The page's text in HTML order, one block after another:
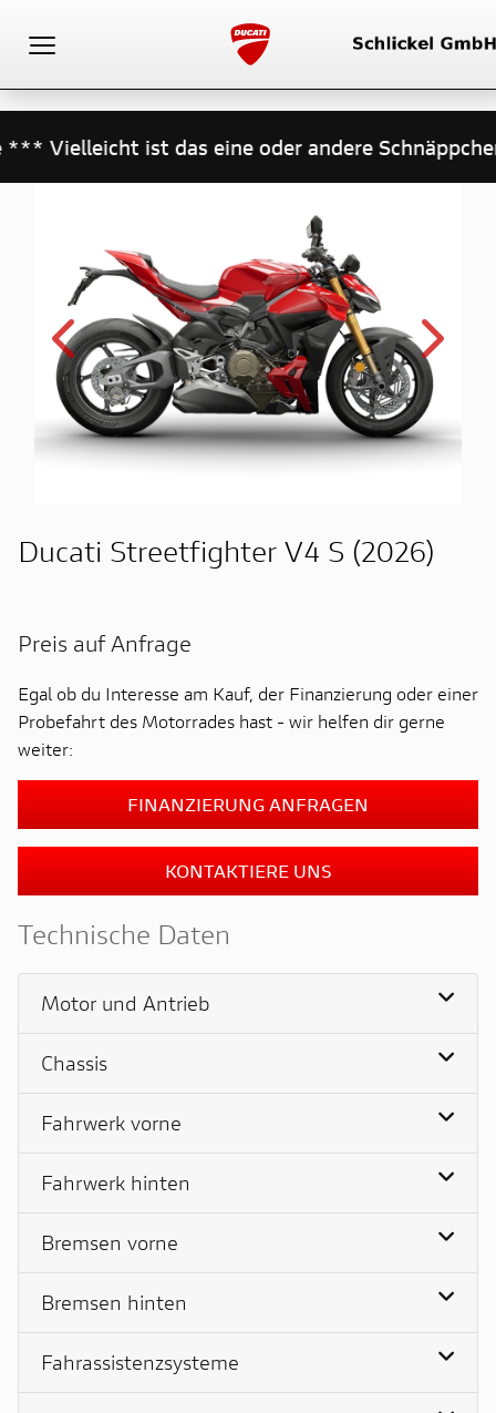
ist das eine oder andere
Ducati Streetfighter V4 S (2026)
Technische Daten
Motor und Antrieb
Chassis
Fahrwerk vorne
Fahrwerk hinten
Bremsen vorne
Bremsen hinten
Fahrassistenzsysteme
Preis auf Anfrage
Egal ob du Interesse am Kauf, der Finanzierung oder einer
Probefahrt des Motorrades hast - wir helfen dir gerne
weiter:
FINANZIERUNG ANFRAGEN
KONTAKTIERE UNS